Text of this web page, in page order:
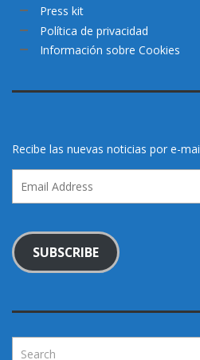
Press kit
Política de privacidad
Información sobre Cookies
Recibe las nuevas noticias por e-
Address
SUBSCRIBE